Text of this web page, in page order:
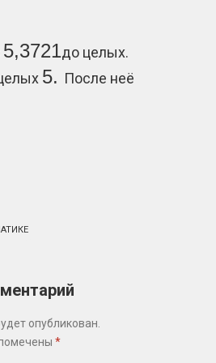
5,3721до целых.
5. После неё
опубликован.
*